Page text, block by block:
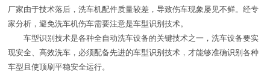
厂家由于技术落后，洗车机配件质量较差，导致伤车现象屡见不鲜。经专
家分析，避免洗车机伤车需要注意是车型识别技术。
车型识别技术是各种全自动洗车设备的关键技术之一，洗车设备要实
现安全、高效洗车，必须配备先进的车型识别技术，才能够准确识别各种
车型且使顶刷平稳安全运行。